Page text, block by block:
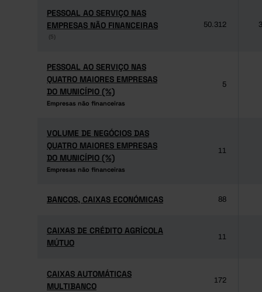
PESSOAL AO SERVIÇO NAS
EMPRESAS NÃO FINANCEIRAS
(5)
PESSOAL AO SERVIÇO NAS
EMPRESAS NÃO FINANCEIRAS
(5)
50.312
PESSOAL AO SERVIÇO NAS
QUATRO MAIORES EMPRESAS
DO MUNICÍPIO (%)
Empresas não financeiras
PESSOAL AO SERVIÇO NAS
QUATRO MAIORES EMPRESAS
DO MUNICÍPIO (%)
Empresas não financeiras
5
VOLUME DE NEGÓCIOS DAS
QUATRO MAIORES EMPRESAS
DO MUNICÍPIO (%)
Empresas não financeiras
VOLUME DE NEGÓCIOS DAS
QUATRO MAIORES EMPRESAS
DO MUNICÍPIO (%)
Empresas não financeiras
11
BANCOS, CAIXAS ECONÓMICAS
BANCOS, CAIXAS ECONÓMICAS 88
CAIXAS DE CRÉDITO AGRÍCOLA
MÚTUO
CAIXAS DE CRÉDITO AGRÍCOLA
MÚTUO
11
CAIXAS AUTOMÁTICAS
MULTIBANCO
CAIXAS AUTOMÁTICAS
MULTIBANCO
172